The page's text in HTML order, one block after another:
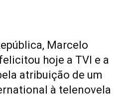
Marcelo
hoje a TVI e a
atribuição de um
à telenovela